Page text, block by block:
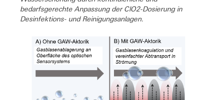
bedarfsgerechte Anpassung der ClO2-Dosierung in
Desinfektions- und Reinigungsanlagen.